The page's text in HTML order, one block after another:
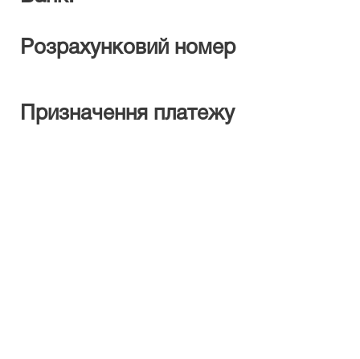
Розрахунковий номер
Призначення платежу